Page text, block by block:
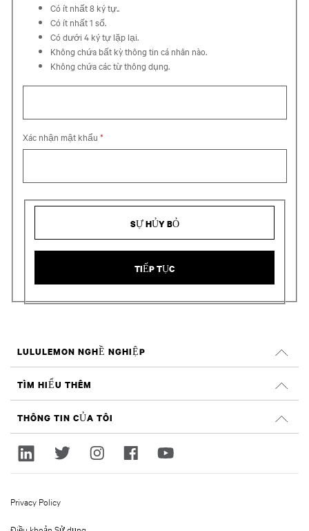
Có ít nhất 8 ký tự..
Có ít nhất 1 số.
Có dưới 4 ký tự lặp lại.
Không chứa bất kỳ thông tin cá nhân nào.
Không chứa các từ thông dụng.
Xác nhận mật khẩu *
SỰ HỦY BỎ
TIẾP TỤC
LULULEMON NGHỀ NGHIỆP
Nghề nghiệp
TÌM VIỆC LÀM
TÌM HIỂU THÊM
Đánh giá trên Glassdoor
Tính bền vững và tác động xã hội
lululemon.com
THÔNG TIN CỦA TÔI
Đăng nhập
Privacy Policy